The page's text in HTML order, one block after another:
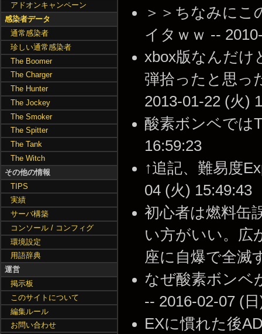
＞＞ちなみに
イタｗｗ --
xbox版なんだけ
弾拾ったと思っ
2013-01-22 (火)
酸素ボンベでは
16:59:23
↑追記、難易度
04 (火) 15:49:43
初心者は燃料缶
い方がいい。広
座に自爆で全滅
なぜ酸素ボンベ
-- 2016-02-07 (
EXに慣れた後
アドオンキャンペーン
感染者データ
通常感染者
珍しい通常感染者
The Boomer
The Charger
The Hunter
The Jockey
The Smoker
The Spitter
The Tank
The Witch
その他の情報
TIPS
実績
サーバ構築
コンソール / コンフィグ
環境設定
用語辞典
運営
掲示板
このサイトについて
編集ルール
お問い合わせ